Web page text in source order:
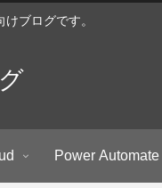
ブログです。
Power